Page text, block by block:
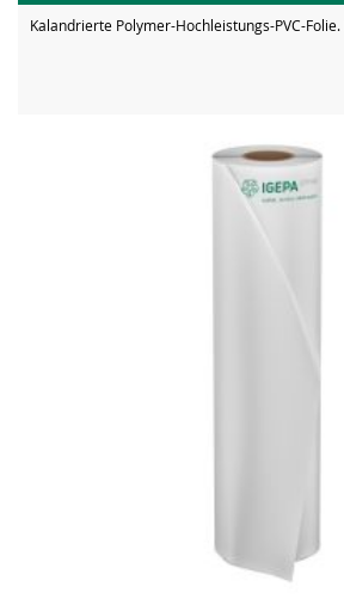
Kalandrierte Polymer-Hochleistungs-PVC-